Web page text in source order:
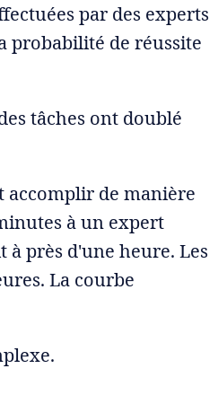
par des experts
probabilité de réussite
tâches ont doublé
accomplir de manière
à un expert
à près d'une heure. Les
La courbe